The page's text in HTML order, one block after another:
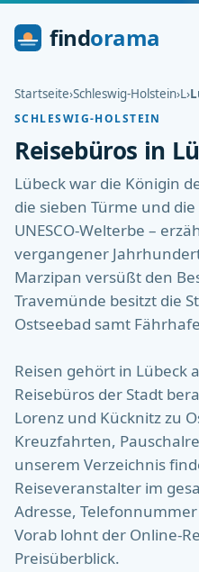
findorama
Startseite›Schleswig-Holstein›L›
SCHLESWIG-HOLSTEIN
Reisebüros in
Lübeck war die Königin
die sieben Türme und
UNESCO-Welterbe –
vergangener
Marzipan versüßt den
Travemünde besitzt die
Ostseebad samt
Reisen gehört in Lübeck
Reisebüros der Stadt
Lorenz und Kücknitz zu
Kreuzfahrten,
unserem Verzeichnis
Reiseveranstalter im
Adresse,
Vorab lohnt der Online-
Preisüberblick.